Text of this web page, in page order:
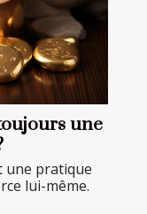
une
une pratique
lui-même.